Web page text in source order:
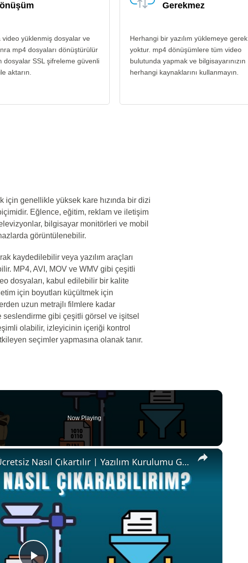
video yüklenmiş dosyalar ve
mp4 dosyaları dönüştürülür
dosyalar SSL şifreleme güvenli
aktarın.
Gerekmez
Herhangi bir yazılım yüklemeye gerek
yoktur. mp4 dönüşümlere tüm video
bulutunda yapmak ve bilgisayarınızın
herhangi kaynaklarını kullanmayın.
için genellikle yüksek kare hızında bir dizi
Eğlence, eğitim, reklam ve iletişim
bilgisayar monitörleri ve mobil
görüntülenebilir.
kaydedilebilir veya yazılım araçları
MP4, AVI, MOV ve WMV gibi çeşitli
dosyaları, kabul edilebilir bir kalite
için boyutları küçültmek için
uzun metrajlı filmlere kadar
gibi çeşitli görsel ve işitsel
olabilir, izleyicinin içeriği kontrol
seçimler yapmasına olanak tanır.
Now Playing
×
📦 BIN Dosyalarını Çevrimiçi Ücretsiz Nasıl Çıkartılır | Yazılım Kurulumu Gerekmez